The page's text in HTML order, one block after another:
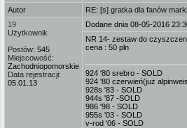
Autor
RE: [s] gratka dla fanów marki
19
Użytkownik
Postów: 545
Miejscowość:
Zachodniopomorskie
Data rejestracji:
05.01.13
Dodane dnia 08-05-2016
NR 14- zestaw do
cena : 50 pln
924 '80 srebro - SOLD
924 '80 czerwień(już
928s '83 - SOLD
944s '87 -SOLD
986 '98 - SOLD
955s '03 - SOLD
v-rod '06 - SOLD